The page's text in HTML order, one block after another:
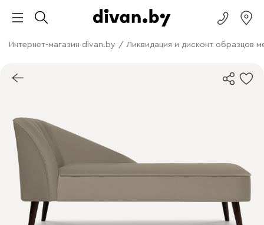
Интернет-магазин divan.by / Ликвидация и дисконт образцов